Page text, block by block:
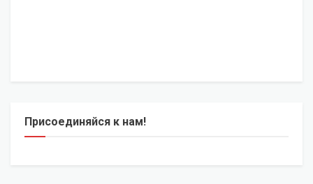
Присоединяйся к нам!